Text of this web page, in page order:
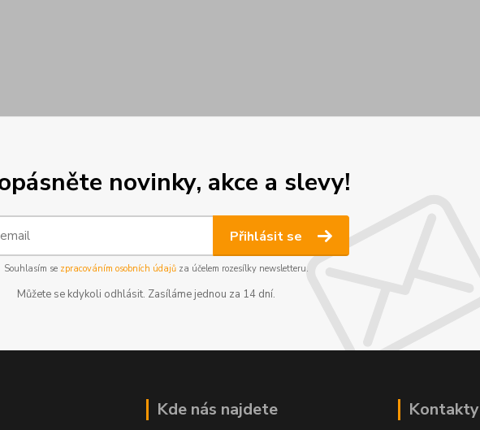
novinky, akce a slevy!
Přihlásit se
Souhlasím se zpracováním osobních údajůza účelem rozesílky newsletteru.
Můžete se kdykoli odhlásit. Zasíláme jednou za 14 dní.
Kde nás najdete Kontakty